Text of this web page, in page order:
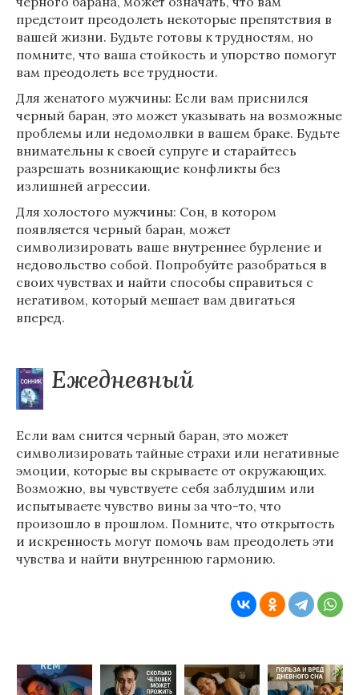
предстоит преодолеть некоторые препятствия в
вашей жизни. Будьте готовы к трудностям, но
помните, что ваша стойкость и упорство помогут
вам преодолеть все трудности.
Для женатого мужчины: Если вам приснился
черный баран, это может указывать на возможные
проблемы или недомолвки в вашем браке. Будьте
внимательны к своей супруге и старайтесь
разрешать возникающие конфликты без
излишней агрессии.
Для холостого мужчины: Сон, в котором
появляется черный баран, может
символизировать ваше внутреннее бурление и
недовольство собой. Попробуйте разобраться в
своих чувствах и найти способы справиться с
негативом, который мешает вам двигаться
вперед.
Ежедневный
Если вам снится черный баран, это может
символизировать тайные страхи или негативные
эмоции, которые вы скрываете от окружающих.
Возможно, вы чувствуете себя заблудшим или
испытываете чувство вины за что-то, что
произошло в прошлом. Помните, что открытость
и искренность могут помочь вам преодолеть эти
чувства и найти внутреннюю гармонию.